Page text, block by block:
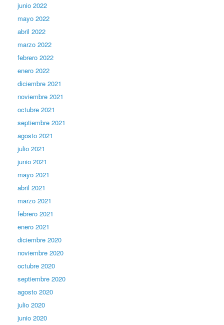
junio 2022
mayo 2022
abril 2022
marzo 2022
febrero 2022
enero 2022
diciembre 2021
noviembre 2021
octubre 2021
septiembre 2021
agosto 2021
julio 2021
junio 2021
mayo 2021
abril 2021
marzo 2021
febrero 2021
enero 2021
diciembre 2020
noviembre 2020
octubre 2020
septiembre 2020
agosto 2020
julio 2020
junio 2020